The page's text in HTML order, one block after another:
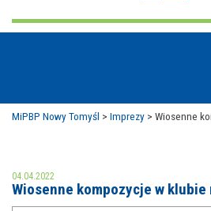
MOJE KONTO
MiPBP Nowy Tomyśl > Imprezy > Wiosenne
04.04.2022
Wiosenne kompozycje w klubie